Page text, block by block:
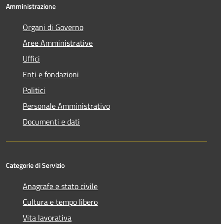
Amministrazione
Organi di Governo
Aree Amministrative
Uffici
Enti e fondazioni
Politici
Personale Amministrativo
Documenti e dati
Categorie di Servizio
Anagrafe e stato civile
Cultura e tempo libero
Vita lavorativa